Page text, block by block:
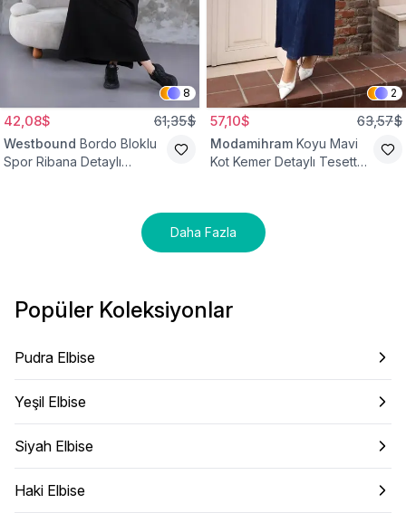
8
42,08$ 61,35$
Westbound Bordo Bloklu
Spor Ribana Detaylı
2
57,10$ 63,57$
Modamihram Koyu Mavi
Kot Kemer Detaylı Tesettür
Daha Fazla
Popüler Koleksiyonlar
Pudra Elbise
Yeşil Elbise
Siyah Elbise
Haki Elbise